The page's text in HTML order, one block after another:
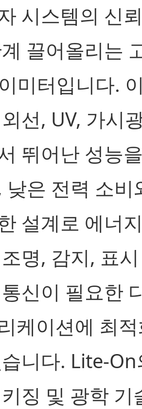
시스템의 신
끌어올리는
미터입니다.
선, UV, 가시
뛰어난 성능
낮은 전력 소비
설계로 에너
명, 감지, 표
신이 필요한
케이션에 최
니다. Lite-
징 및 광학 기